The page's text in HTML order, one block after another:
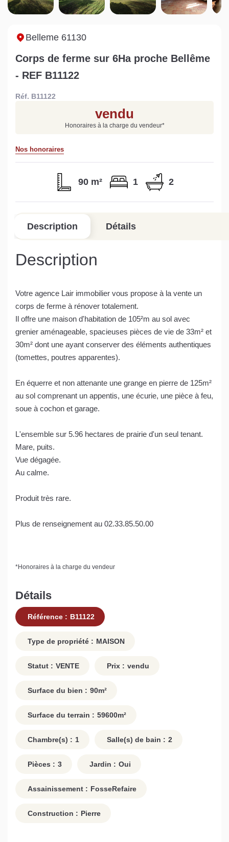
Sarthe pour booster sa
vente
quelles sont les
conséquences ?
Estimez votre bien en ligne.
en quelques clics.
Belleme 61130
Corps de ferme sur 6Ha proche Bellême
- REF B11122
Réf. B11122
vendu
Honoraires à la charge du vendeur*
Nos honoraires
90 m² 1 2
Description Détails
Description
Votre agence Lair immobilier vous propose à la vente un
corps de ferme à rénover totalement.
Il offre une maison d'habitation de 105²m au sol avec
grenier aménageable, spacieuses pièces de vie de 33m² et
30m² dont une ayant conserver des éléments authentiques
(tomettes, poutres apparentes).
En équerre et non attenante une grange en pierre de 125m²
au sol comprenant un appentis, une écurie, une pièce à feu,
soue à cochon et garage.
L'ensemble sur 5.96 hectares de prairie d'un seul tenant.
Mare, puits.
Vue dégagée.
Au calme.
Produit très rare.
Plus de renseignement au 02.33.85.50.00
*Honoraires à la charge du vendeur
Détails
Référence : B11122
Type de propriété : MAISON
Statut : VENTE Prix : vendu
Surface du bien : 90m²
Surface du terrain : 59600m²
Chambre(s) : 1 Salle(s) de bain : 2
Pièces : 3 Jardin : Oui
Assainissement : FosseRefaire
Construction : Pierre